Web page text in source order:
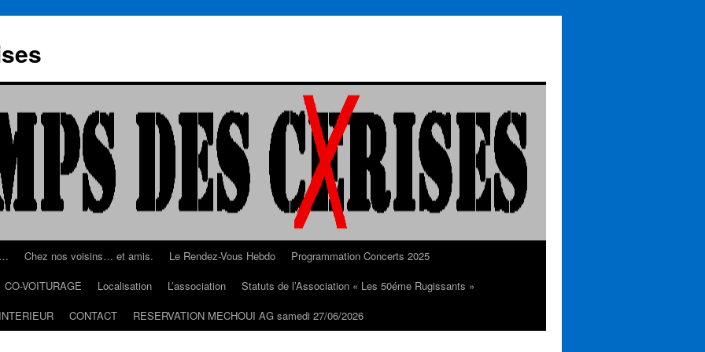
Chez nos voisins… et amis. Le Rendez-Vous Hebdo
Programmation Concerts 2025
CO-VOITURAGE Localisation L’association
Statuts de l’Association « Les 50éme Rugissants »
CONTACT RESERVATION MECHOUI AG samedi 27/06/2026